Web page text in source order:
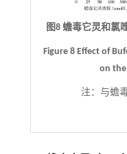
图8 蟾毒它灵和氯
Figure 8 Effect of
on the
注： 与蟾